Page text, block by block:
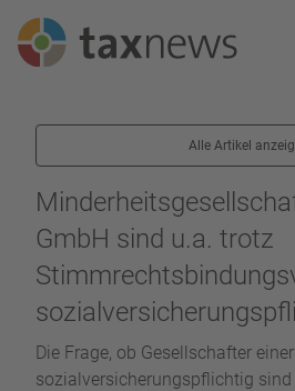
Webinare
Alle Artikel
GmbH sind u.a. trotz
Die Frage, ob Gesellschafter
sozialversicherungspflichtig